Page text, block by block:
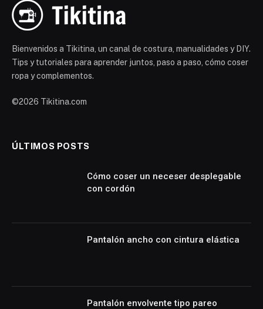
Bienvenidos a Tikitina, un canal de costura, manualidades y DIY.
Tips y tutoriales para aprender juntos, paso a paso, cómo coser
ropa y complementos.
©2026 Tikitina.com
ÚLTIMOS POSTS
Cómo coser un neceser desplegable
con cordón
Pantalón ancho con cintura elástica
Pantalón envolvente tipo pareo